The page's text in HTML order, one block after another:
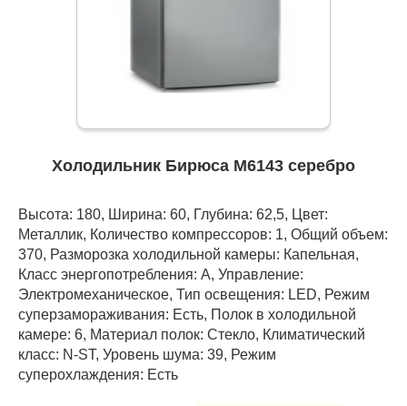
Холодильник Бирюса M6143 серебро
Высота: 180, Ширина: 60, Глубина: 62,5, Цвет:
Металлик, Количество компрессоров: 1, Общий объем:
370, Разморозка холодильной камеры: Капельная,
Класс энергопотребления: А, Управление:
Электромеханическое, Тип освещения: LED, Режим
суперзамораживания: Есть, Полок в холодильной
камере: 6, Материал полок: Стекло, Климатический
класс: N-ST, Уровень шума: 39, Режим
суперохлаждения: Есть